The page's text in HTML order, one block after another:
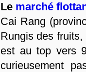
Le marché
Cai Rang
Rungis des
est au top vers
curieusement